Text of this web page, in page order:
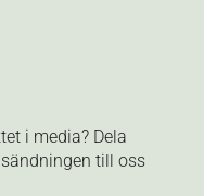
i media? Dela
till oss